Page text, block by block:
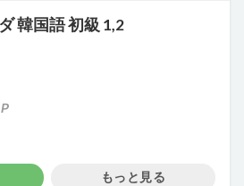
韓国語 初級 1,2
P
もっと見る